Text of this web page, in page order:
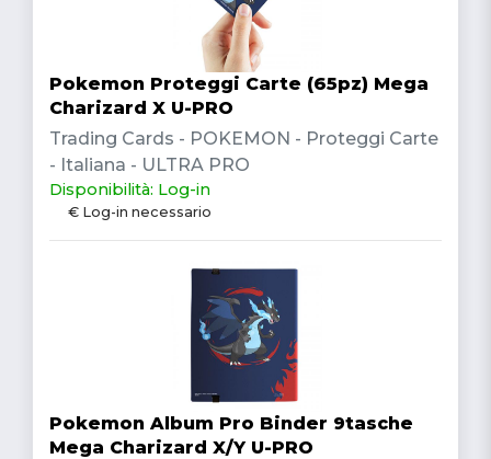
Pokemon Proteggi Carte (65pz) Mega
Charizard X U-PRO
Trading Cards - POKEMON - Proteggi Carte
- Italiana - ULTRA PRO
Disponibilità: Log-in
€ Log-in necessario
Pokemon Album Pro Binder 9tasche
Mega Charizard X/Y U-PRO